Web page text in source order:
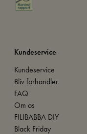
Kundeservice
Kundeservice
Bliv forhandler
FAQ
Om os
FILIBABBA DIY
Black Friday